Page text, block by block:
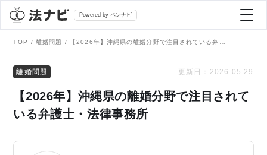
Powered by ベンナビ
全て
弁護士を探す
TOP 離婚問題
離婚問題 更新日： 2026.05.29
【2026年】沖縄県の離婚分野で注目されて
いる弁護士・法律事務所